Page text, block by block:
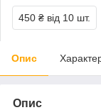
450 ₴ від 10 шт.
Опис
Опис